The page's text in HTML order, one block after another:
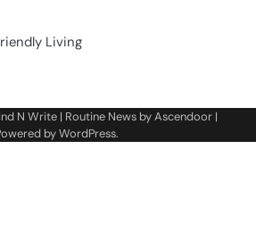
Living
N Write| Routine News byAscendoor|
byWordPress.